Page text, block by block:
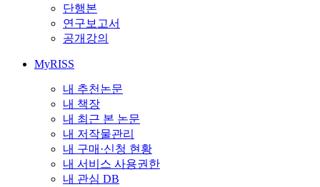
단행본
연구보고서
공개강의
MyRISS
내 추천논문
내 책장
내 최근 본 논문
내 저작물관리
내 구매·신청 현황
내 서비스 사용권한
내 관심 DB